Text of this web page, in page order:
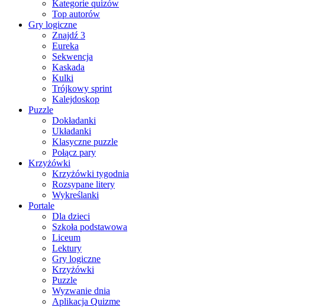
Kategorie quizów
Top autorów
Gry logiczne
Znajdź 3
Eureka
Sekwencja
Kaskada
Kulki
Trójkowy sprint
Kalejdoskop
Puzzle
Dokładanki
Układanki
Klasyczne puzzle
Połącz pary
Krzyżówki
Krzyżówki tygodnia
Rozsypane litery
Wykreślanki
Portale
Dla dzieci
Szkoła podstawowa
Liceum
Lektury
Gry logiczne
Krzyżówki
Puzzle
Wyzwanie dnia
Aplikacja Quizme